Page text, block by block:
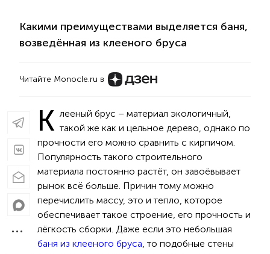
Какими преимуществами выделяется баня,
возведённая из клееного бруса
Читайте Monocle.ru в
К лееный брус – материал экологичный,
такой же как и цельное дерево, однако по
прочности его можно сравнить с кирпичом.
Популярность такого строительного
материала постоянно растёт, он завоёвывает
рынок всё больше. Причин тому можно
перечислить массу, это и тепло, которое
обеспечивает такое строение, его прочность и
лёгкость сборки. Даже если это небольшая
баня из клееного бруса , то подобные стены